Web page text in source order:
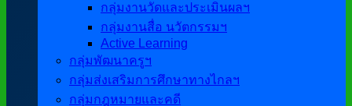
กลุ่มงานวัดและประเมินผลฯ
กลุ่มงานสื่อ นวัตกรรมฯ
Active Learning
กลุ่มพัฒนาครูฯ
กลุ่มส่งเสริมการศึกษาทางไกลฯ
กลุ่มกฎหมายและคดี